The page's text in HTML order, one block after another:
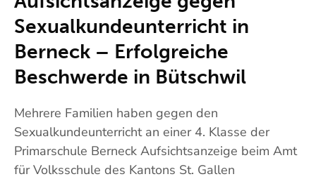
Sexualkundeunterricht in
Berneck – Erfolgreiche
Beschwerde in Bütschwil
Mehrere Familien haben gegen den
Sexualkundeunterricht an einer 4. Klasse der
Primarschule Berneck Aufsichtsanzeige beim Amt
für Volksschule des Kantons St. Gallen